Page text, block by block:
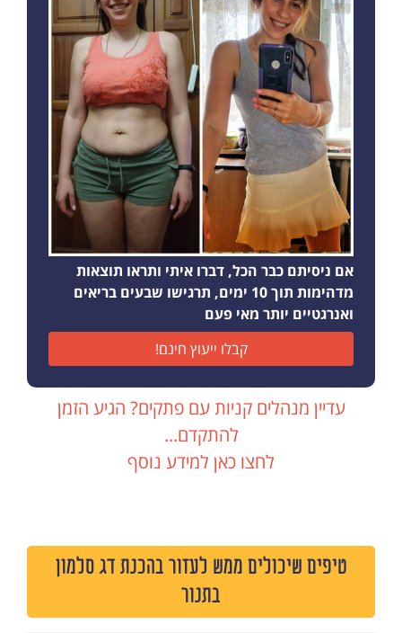
אם ניסיתם כבר הכל, דברו איתי ותראו תוצאות
מדהימות תוך 10 ימים, תרגישו שבעים בריאים
ואנרגטיים יותר מאי פעם
קבלו ייעוץ חינם!
עדיין מנהלים קניות עם פתקים? הגיע הזמן
להתקדם...
לחצו כאן למידע נוסף
טיפים שיכולים ממש לעזור בהכנת דג סלמון
בתנור